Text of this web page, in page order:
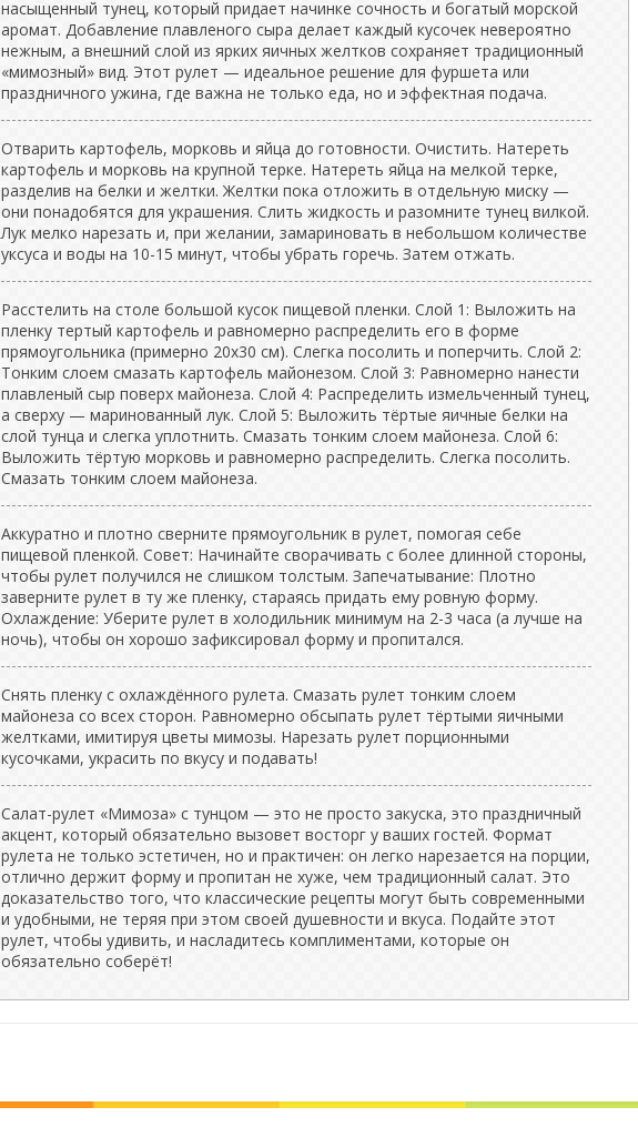
насыщенный тунец, который придает начинке сочность и богатый морской
аромат. Добавление плавленого сыра делает каждый кусочек невероятно
нежным, а внешний слой из ярких яичных желтков сохраняет традиционный
«мимозный» вид. Этот рулет — идеальное решение для фуршета или
праздничного ужина, где важна не только еда, но и эффектная подача.
Отварить картофель, морковь и яйца до готовности. Очистить. Натереть
картофель и морковь на крупной терке. Натереть яйца на мелкой терке,
разделив на белки и желтки. Желтки пока отложить в отдельную миску —
они понадобятся для украшения. Слить жидкость и разомните тунец вилкой.
Лук мелко нарезать и, при желании, замариновать в небольшом количестве
уксуса и воды на 10-15 минут, чтобы убрать горечь. Затем отжать.
Расстелить на столе большой кусок пищевой пленки. Слой 1: Выложить на
пленку тертый картофель и равномерно распределить его в форме
прямоугольника (примерно 20x30 см). Слегка посолить и поперчить. Слой 2:
Тонким слоем смазать картофель майонезом. Слой 3: Равномерно нанести
плавленый сыр поверх майонеза. Слой 4: Распределить измельченный тунец,
а сверху — маринованный лук. Слой 5: Выложить тёртые яичные белки на
слой тунца и слегка уплотнить. Смазать тонким слоем майонеза. Слой 6:
Выложить тёртую морковь и равномерно распределить. Слегка посолить.
Смазать тонким слоем майонеза.
Аккуратно и плотно сверните прямоугольник в рулет, помогая себе
пищевой пленкой. Совет: Начинайте сворачивать с более длинной стороны,
чтобы рулет получился не слишком толстым. Запечатывание: Плотно
заверните рулет в ту же пленку, стараясь придать ему ровную форму.
Охлаждение: Уберите рулет в холодильник минимум на 2-3 часа (а лучше на
ночь), чтобы он хорошо зафиксировал форму и пропитался.
Снять пленку с охлаждённого рулета. Смазать рулет тонким слоем
майонеза со всех сторон. Равномерно обсыпать рулет тёртыми яичными
желтками, имитируя цветы мимозы. Нарезать рулет порционными
кусочками, украсить по вкусу и подавать!
Салат-рулет «Мимоза» с тунцом — это не просто закуска, это праздничный
акцент, который обязательно вызовет восторг у ваших гостей. Формат
рулета не только эстетичен, но и практичен: он легко нарезается на порции,
отлично держит форму и пропитан не хуже, чем традиционный салат. Это
доказательство того, что классические рецепты могут быть современными
и удобными, не теряя при этом своей душевности и вкуса. Подайте этот
рулет, чтобы удивить, и насладитесь комплиментами, которые он
обязательно соберёт!